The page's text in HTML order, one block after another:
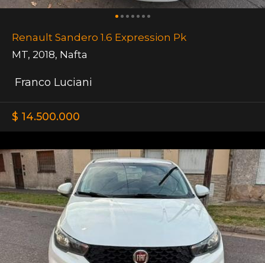
Renault Sandero 1.6 Expression Pk
MT, 2018, Nafta
Franco Luciani
$ 14.500.000